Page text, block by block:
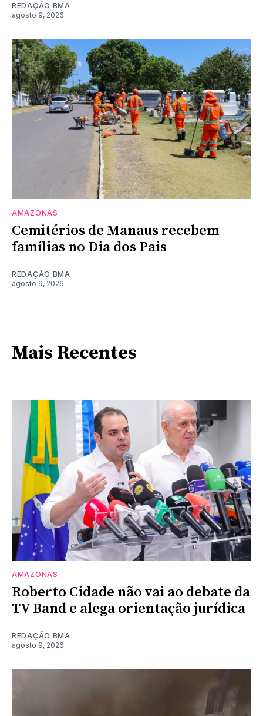
REDAÇÃO BMA
agosto 9, 2026
AMAZONAS
Cemitérios de Manaus recebem
famílias no Dia dos Pais
REDAÇÃO BMA
agosto 9, 2026
Mais Recentes
AMAZONAS
Roberto Cidade não vai ao debate da
TV Band e alega orientação jurídica
REDAÇÃO BMA
agosto 9, 2026